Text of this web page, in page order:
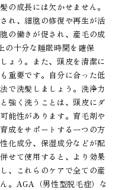
の成長には欠かせません。
れ、細胞の修復や再生が活
の働きが促され、産毛の成
の十分な睡眠時間を確保
ょう。また、頭皮を清潔に
重要です。自分に合った低
で洗髪しましょう。洗浄力
強く洗うことは、頭皮にダ
能性があります。育毛剤や
成をサポートする一つの方
化成分、保湿成分などが配
せて使用すると、より効果
、これらのケアで全ての産
。AGA（男性型脱毛症）な